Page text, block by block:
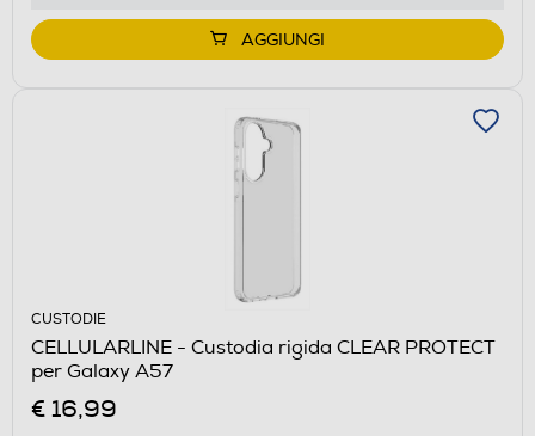
AGGIUNGI
CUSTODIE
CELLULARLINE - Custodia rigida CLEAR PROTECT
per Galaxy A57
€ 16,99